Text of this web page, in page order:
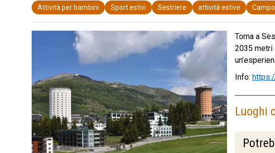
Attività per bambini Sport estivi Sestriere attività estive
Torna a
2035 metri
Info:
Luoghi